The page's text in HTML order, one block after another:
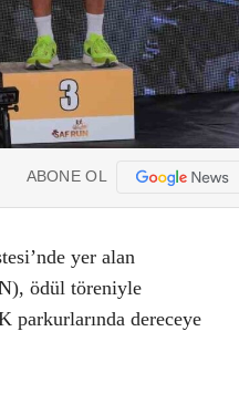
ABONE OL
yer alan
ödül töreniyle
parkurlarında dereceye